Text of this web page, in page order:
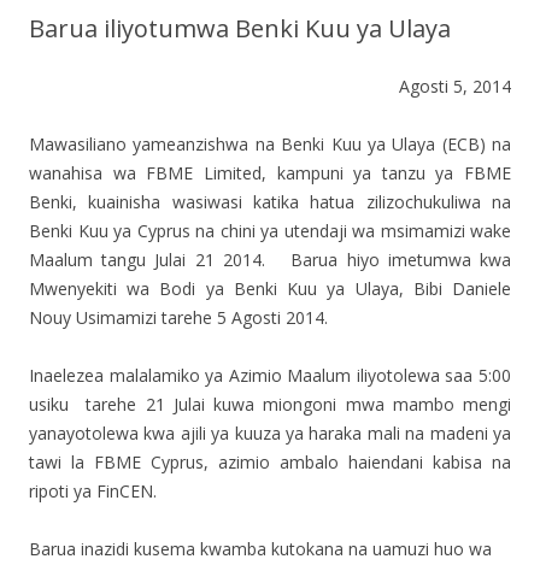
Barua iliyotumwa Benki Kuu ya Ulaya
Agosti 5, 2014
Mawasiliano yameanzishwa na Benki Kuu ya Ulaya (ECB) na
wanahisa wa FBME Limited, kampuni ya tanzu ya FBME
Benki, kuainisha wasiwasi katika hatua zilizochukuliwa na
Benki Kuu ya Cyprus na chini ya utendaji wa msimamizi wake
Maalum tangu Julai 21 2014. Barua hiyo imetumwa kwa
Mwenyekiti wa Bodi ya Benki Kuu ya Ulaya, Bibi Daniele
Nouy Usimamizi tarehe 5 Agosti 2014.
Inaelezea malalamiko ya Azimio Maalum iliyotolewa saa 5:00
usiku tarehe 21 Julai kuwa miongoni mwa mambo mengi
yanayotolewa kwa ajili ya kuuza ya haraka mali na madeni ya
tawi la FBME Cyprus, azimio ambalo haiendani kabisa na
ripoti ya FinCEN.
Barua inazidi kusema kwamba kutokana na uamuzi huo wa